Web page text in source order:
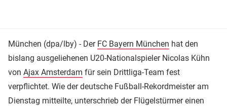
München (dpa/lby) - Der FC Bayern München hat den
bislang ausgeliehenen U20-Nationalspieler Nicolas Kühn
von Ajax Amsterdam für sein Drittliga-Team fest
verpflichtet. Wie der deutsche Fußball-Rekordmeister am
Dienstag mitteilte, unterschrieb der Flügelstürmer einen